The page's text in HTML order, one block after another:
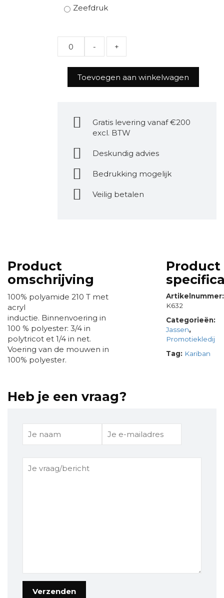
Zeefdruk
Toevoegen aan winkelwagen
Gratis levering vanaf €200
excl. BTW
Deskundig advies
Bedrukking mogelijk
Veilig betalen
Product
omschrijving
100% polyamide 210 T met
acryl
inductie. Binnenvoering in
100 % polyester: 3/4 in
polytricot et 1/4 in net.
Voering van de mouwen in
100% polyester.
Product
Artikelnummer:
K632
Categorieën:
Jassen,
Promotiekledij
Tag: Kariban
Heb je een vraag?